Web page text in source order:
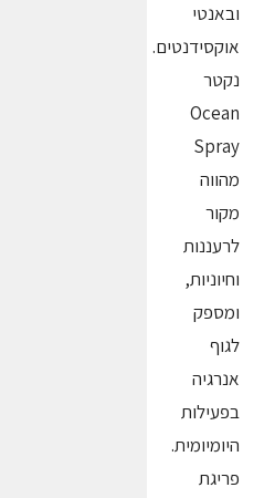
ובאנטי
אוקסידנטים.
נקטר
Ocean
Spray
מהווה
מקור
לרעננות
וחיוניות,
ומספק
לגוף
אנרגיה
בפעילות
היומיומית.
פריגת